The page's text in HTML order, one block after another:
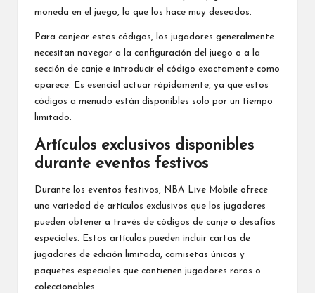
moneda en el juego, lo que los hace muy deseados.
Para canjear estos códigos, los jugadores generalmente
necesitan navegar a la configuración del juego o a la
sección de canje e introducir el código exactamente como
aparece. Es esencial actuar rápidamente, ya que estos
códigos a menudo están disponibles solo por un tiempo
limitado.
Artículos exclusivos disponibles
durante eventos festivos
Durante los eventos festivos, NBA Live Mobile ofrece
una variedad de artículos exclusivos que los jugadores
pueden obtener a través de códigos de canje o desafíos
especiales. Estos artículos pueden incluir cartas de
jugadores de edición limitada, camisetas únicas y
paquetes especiales que contienen jugadores raros o
coleccionables.